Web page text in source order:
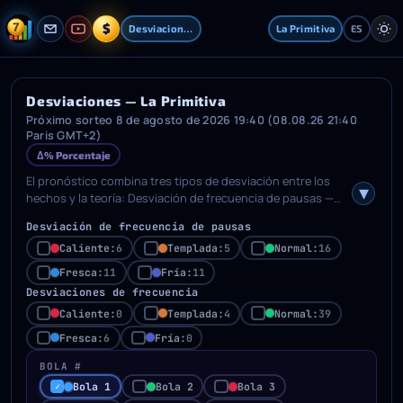
$ Desviaciones La Primitiva ES
Desviaciones — La Primitiva
Próximo sorteo 8 de agosto de 2026 19:40 (08.08.26 21:40
Paris GMT+2)
Δ% Porcentaje
El pronóstico combina tres tipos de desviación entre los
hechos y la teoría: Desviación de frecuencia de pausas —
retraso actual; Desviación de frecuencia — cuánto se aleja
el recuento de apariciones de cada bola de la media teórica;
Desviación por posición — desviación por cada posición
ordenada de bola (estadísticas de orden). Marca categorías
(Caliente / Templado / Normal / Fresco / Frío) en las filas de
abajo para autorrellenar el selector del generador con los
números correspondientes. Para desviaciones por
posición, selecciona primero una o más posiciones de bola.
El interruptor a la derecha alterna entre porcentaje (%) y
visualización absoluta.
Desviación de frecuencia de pausas
Caliente:6 Templada: 5 Normal: 16
Fresca: 11 Fría: 11
Desviaciones de frecuencia
Caliente:0 Templada:4 Normal: 39
Fresca:6 Fría:0
BOLA #
Bola 1 Bola 2
Bola 3